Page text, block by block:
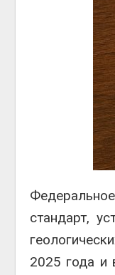
стандарт,
2025 года и
Авг 7, 2026
Авг 7, 2026
Авг 7,